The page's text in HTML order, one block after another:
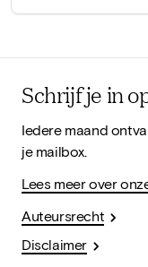
Schrijf je in
Iedere maand
je mailbox.
Lees meer over
Auteursrecht
Disclaimer